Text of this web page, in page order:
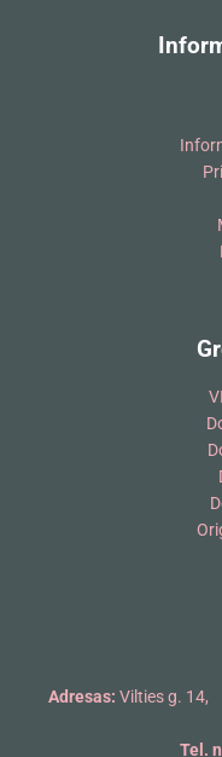
Adresas: Vilties g. 14,
Tel.